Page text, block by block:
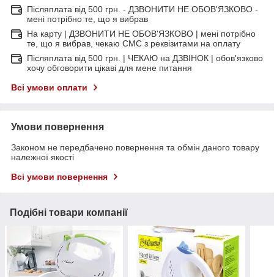
Післяплата від 500 грн. - ДЗВОНИТИ НЕ ОБОВ'ЯЗКОВО -
мені потрібно те, що я вибрав
На карту | ДЗВОНИТИ НЕ ОБОВ'ЯЗКОВО | мені потрібно
те, що я вибрав, чекаю СМС з реквізитами на оплату
Післяплата від 500 грн. | ЧЕКАЮ на ДЗВІНОК | обов'язково
хочу обговорити цікаві для мене питання
Всі умови оплати
Умови повернення
Законом не передбачено повернення та обмін даного товару
належної якості
Всі умови повернення
Подібні товари компанії